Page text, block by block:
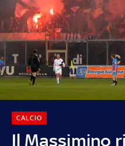
Il Massimino
CALCIO